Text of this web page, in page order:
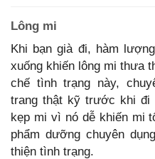
Lông mi
Khi bạn già đi, hàm
xuống khiến lông mi thưa
chế tình trạng này,
trang thật kỹ trước khi đi
kẹp mi vì nó dễ khiến mi
phẩm dưỡng chuyên
thiện tình trạng.